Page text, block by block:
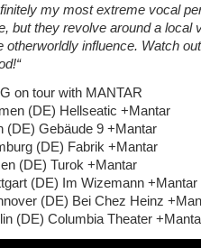
my most extreme vocal
but they revolve around a local
otherworldly influence. Watch
on tour with MANTAR
(DE) Hellseatic +Mantar
(DE) Gebäude 9 +Mantar
(DE) Fabrik +Mantar
(DE) Turok +Mantar
(DE) Im Wizemann +Mantar
(DE) Bei Chez Heinz
(DE) Columbia Theater